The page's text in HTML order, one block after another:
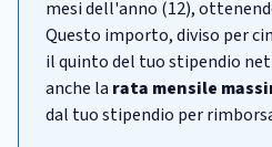
mesi dell'anno (12),
Questo importo, diviso per
il quinto del tuo stipendio
anche la rata mensile
dal tuo stipendio per